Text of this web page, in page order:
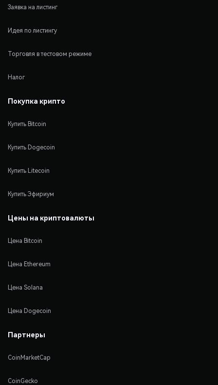
Заявка на листинг
Идея по листингу
Торговля в тестовом режиме
Налог
Покупка крипто
Купить Bitcoin
Купить Dogecoin
Купить Litecoin
Купить Эфириум
Цены на криптовалюты
Цена Bitcoin
Цена Ethereum
Цена Solana
Цена Dogecoin
Партнеры
CoinMarketCap
CoinGecko